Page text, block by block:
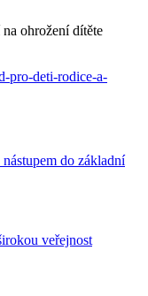
ohrožení dítěte
pro-deti-rodice-a-
do základní
veřejnost